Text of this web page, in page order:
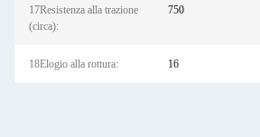
17Resistenza alla trazione
(circa):
750
18Elogio alla rottura: 16